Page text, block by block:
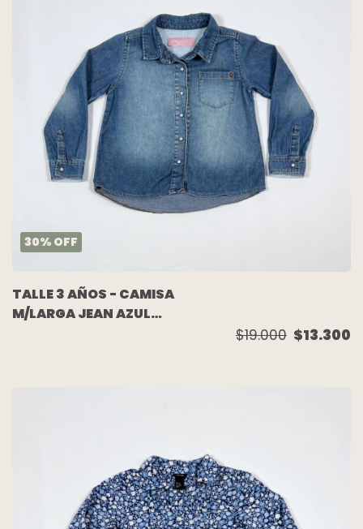
30% OFF
TALLE 3 AÑOS - CAMISA
M/LARGA JEAN AZUL
$19.000 $13.300